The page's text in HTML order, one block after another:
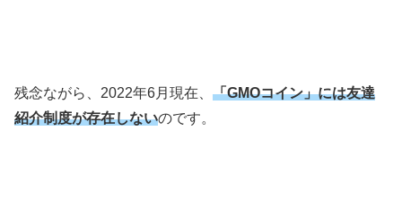
残念ながら、2022年6月現在、 「GMOコイン」には友達
紹介制度が存在しないのです。